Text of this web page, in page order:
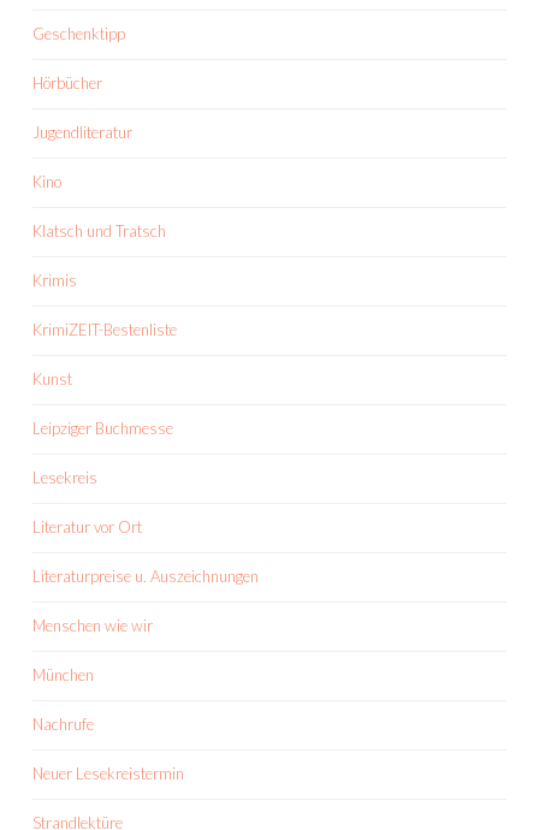
Geschenktipp
Hörbücher
Jugendliteratur
Kino
Klatsch und Tratsch
Krimis
KrimiZEIT-Bestenliste
Kunst
Leipziger Buchmesse
Lesekreis
Literatur vor Ort
Literaturpreise u. Auszeichnungen
Menschen wie wir
München
Nachrufe
Neuer Lesekreistermin
Strandlektüre